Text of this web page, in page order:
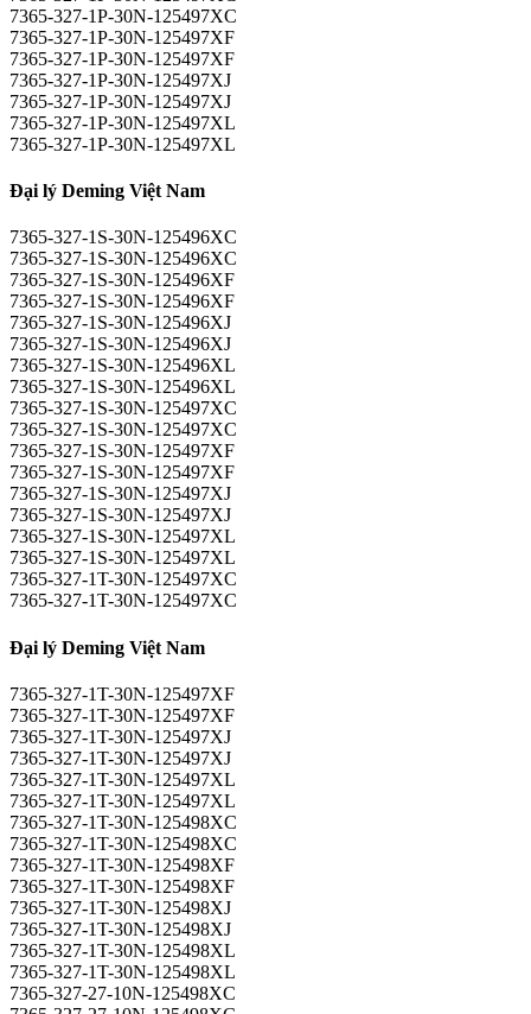
7365-327-1P-30N-125497XC
7365-327-1P-30N-125497XF
7365-327-1P-30N-125497XF
7365-327-1P-30N-125497XJ
7365-327-1P-30N-125497XJ
7365-327-1P-30N-125497XL
7365-327-1P-30N-125497XL
Đại lý Deming Việt Nam
7365-327-1S-30N-125496XC
7365-327-1S-30N-125496XC
7365-327-1S-30N-125496XF
7365-327-1S-30N-125496XF
7365-327-1S-30N-125496XJ
7365-327-1S-30N-125496XJ
7365-327-1S-30N-125496XL
7365-327-1S-30N-125496XL
7365-327-1S-30N-125497XC
7365-327-1S-30N-125497XC
7365-327-1S-30N-125497XF
7365-327-1S-30N-125497XF
7365-327-1S-30N-125497XJ
7365-327-1S-30N-125497XJ
7365-327-1S-30N-125497XL
7365-327-1S-30N-125497XL
7365-327-1T-30N-125497XC
7365-327-1T-30N-125497XC
Đại lý Deming Việt Nam
7365-327-1T-30N-125497XF
7365-327-1T-30N-125497XF
7365-327-1T-30N-125497XJ
7365-327-1T-30N-125497XJ
7365-327-1T-30N-125497XL
7365-327-1T-30N-125497XL
7365-327-1T-30N-125498XC
7365-327-1T-30N-125498XC
7365-327-1T-30N-125498XF
7365-327-1T-30N-125498XF
7365-327-1T-30N-125498XJ
7365-327-1T-30N-125498XJ
7365-327-1T-30N-125498XL
7365-327-1T-30N-125498XL
7365-327-27-10N-125498XC